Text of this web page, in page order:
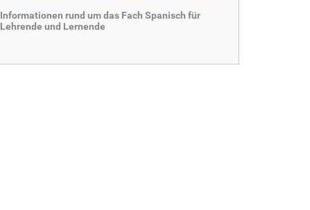
Informationen rund um das Fach Spanisch für
Lehrende und Lernende